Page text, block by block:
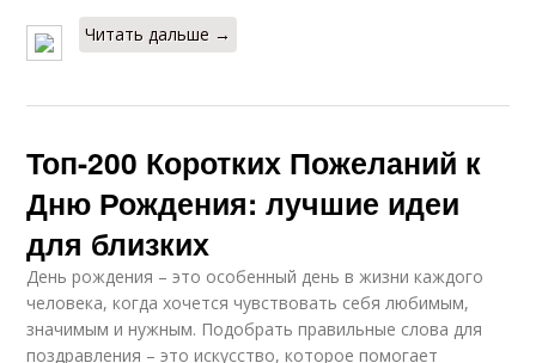
Читать дальше →
Топ-200 Коротких Пожеланий к
Дню Рождения: лучшие идеи
для близких
День рождения – это особенный день в жизни каждого
человека, когда хочется чувствовать себя любимым,
значимым и нужным. Подобрать правильные слова для
поздравления – это искусство, которое помогает